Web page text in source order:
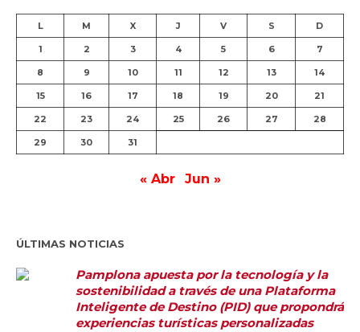
L M X J V S D
1 2 3 4 5 6 7
8 9 10 11 12 13 14
15 16 17 18 19 20 21
22 23 24 25 26 27 28
29 30 31
« Abr Jun »
ÚLTIMAS NOTICIAS
Pamplona apuesta por la tecnología y la
sostenibilidad a través de una Plataforma
Inteligente de Destino (PID) que propondrá
experiencias turísticas personalizadas